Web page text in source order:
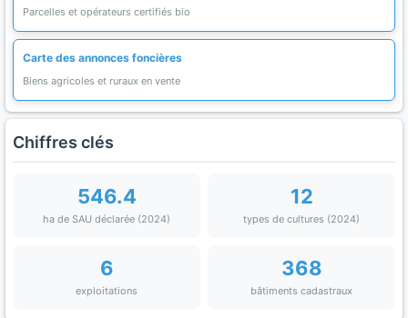
Parcelles et opérateurs certifiés bio
Carte des annonces foncières
Biens agricoles et ruraux en vente
Chiffres clés
546.4
ha de SAU déclarée (2024)
12
types de cultures (2024)
6
exploitations
368
bâtiments cadastraux